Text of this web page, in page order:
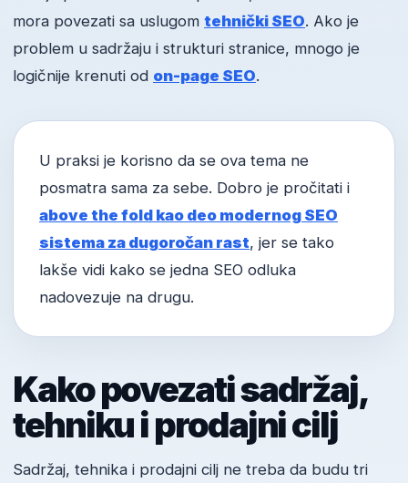
mora povezati sa uslugom tehnički SEO. Ako je
problem u sadržaju i strukturi stranice, mnogo je
logičnije krenuti od on-page SEO.
U praksi je korisno da se ova tema ne
posmatra sama za sebe. Dobro je pročitati i
above the fold kao deo modernog SEO
sistema za dugoročan rast, jer se tako
lakše vidi kako se jedna SEO odluka
nadovezuje na drugu.
Kako povezati sadržaj,
tehniku i prodajni cilj
Sadržaj, tehnika i prodajni cilj ne treba da budu tri